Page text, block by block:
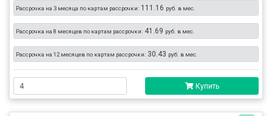
Рассрочка на 3 месяца по картам рассрочки: 111.16 руб. в мес.
Рассрочка на 8 месяцев по картам рассрочки: 41.69 руб. в мес.
Рассрочка на 12 месяцев по картам рассрочки: 30.43 руб. в мес.
Купить